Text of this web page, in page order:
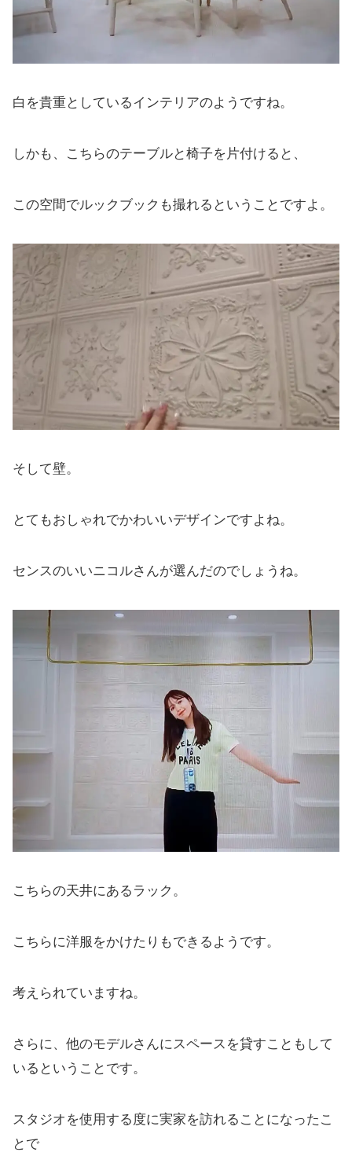
白を貴重としているインテリアのようですね。
しかも、こちらのテーブルと椅子を片付けると、
この空間でルックブックも撮れるということですよ。
そして壁。
とてもおしゃれでかわいいデザインですよね。
センスのいいニコルさんが選んだのでしょうね。
こちらの天井にあるラック。
こちらに洋服をかけたりもできるようです。
考えられていますね。
さらに、他のモデルさんにスペースを貸すこともして
いるということです。
スタジオを使用する度に実家を訪れることになったこ
とで